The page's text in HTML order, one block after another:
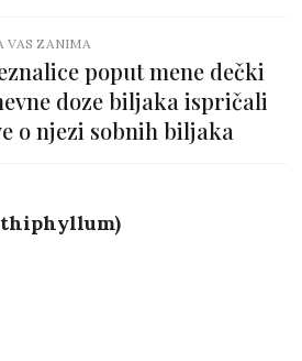
VAS ZANIMA
poput mene dečki
doze biljaka ispričali
o njezi sobnih biljaka